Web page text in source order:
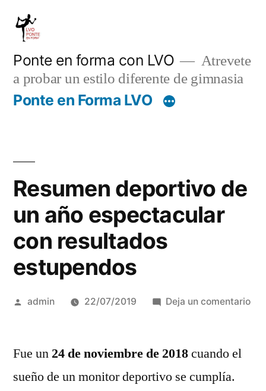
Saltar
contenido
Ponte en forma con LVO
Atrevete
a probar un estilo diferente de gimnasia
Ponte en Forma LVO
Resumen deportivo de
un año espectacular
con resultados
estupendos
Publicado
admin 22/07/2019 Deja un comentarioen
Fue un 24 de noviembre de 2018cuando el
sueño de un monitor deportivo se cumplía.